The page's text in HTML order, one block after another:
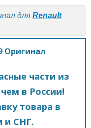
для Renault
Оригинал
части из
в России!
товара в
и СНГ.